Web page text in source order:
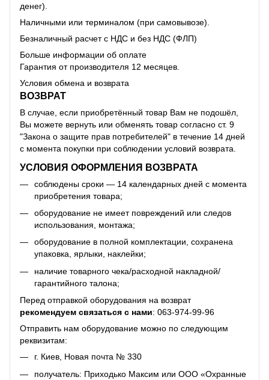
денег).
Наличными или терминалом (при самовывозе).
Безналичный расчет с НДС и без НДС (ФЛП)
Больше информации об оплате
Гарантия от производителя 12 месяцев.
Условия обмена и возврата
ВОЗВРАТ
В случае, если приобретённый товар Вам не подошёл,
Вы можете вернуть или обменять товар согласно ст. 9
"Закона о защите прав потребителей" в течение 14 дней
с момента покупки при соблюдении условий возврата.
УСЛОВИЯ ОФОРМЛЕНИЯ ВОЗВРАТА
соблюдены сроки — 14 календарных дней с момента
приобретения товара;
оборудование не имеет повреждений или следов
использования, монтажа;
оборудование в полной комплектации, сохранена
упаковка, ярлыки, наклейки;
наличие товарного чека/расходной накладной/
гарантийного талона;
Перед отправкой оборудования на возврат
рекомендуем связаться с нами: 063-974-99-96
Отправить нам оборудование можно по следующим
реквизитам:
г. Киев, Новая почта № 330
получатель: Приходько Максим или ООО «Охранные